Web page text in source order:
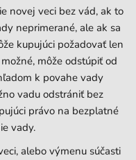
novej veci bez vád, ak to
neprimerané, ale ak sa
kupujúci požadovať len
môže odstúpiť od
k povahe vady
vadu odstrániť bez
právo na bezplatné
vady.
alebo výmenu súčasti